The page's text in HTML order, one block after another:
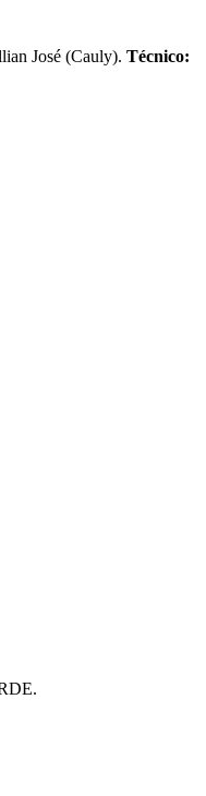
José (Cauly). Técnico: